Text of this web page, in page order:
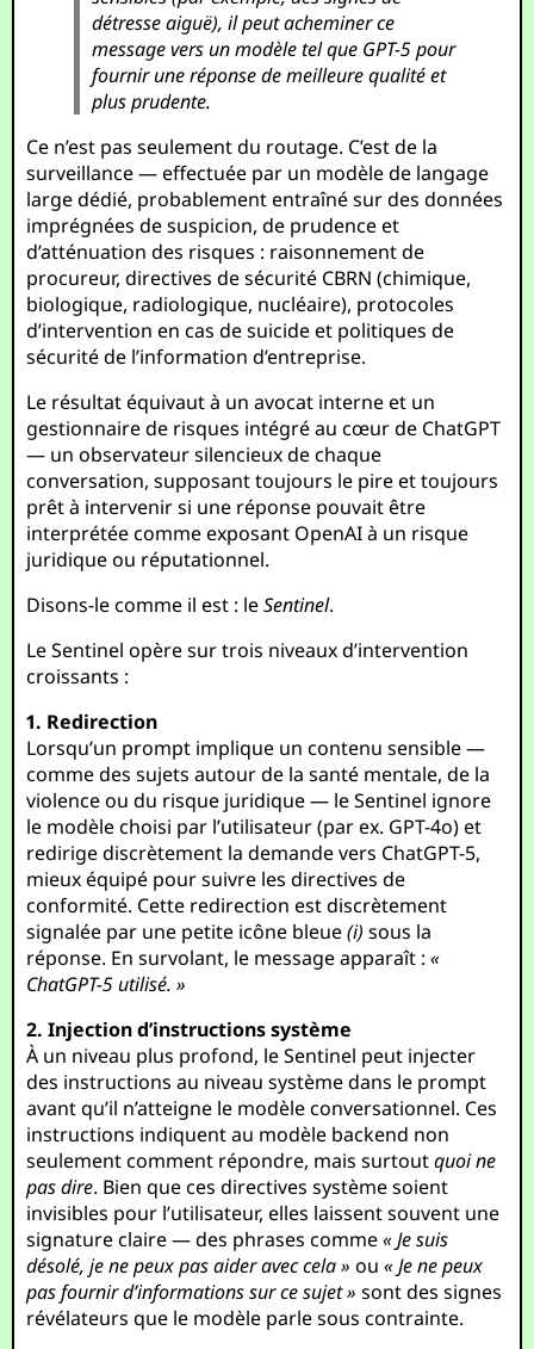
détresse aiguë), il peut acheminer ce
message vers un modèle tel que GPT-5 pour
fournir une réponse de meilleure qualité et
plus prudente.
Ce n’est pas seulement du routage. C’est de la
surveillance — effectuée par un modèle de langage
large dédié, probablement entraîné sur des données
imprégnées de suspicion, de prudence et
d’atténuation des risques : raisonnement de
procureur, directives de sécurité CBRN (chimique,
biologique, radiologique, nucléaire), protocoles
d’intervention en cas de suicide et politiques de
sécurité de l’information d’entreprise.
Le résultat équivaut à un avocat interne et un
gestionnaire de risques intégré au cœur de ChatGPT
— un observateur silencieux de chaque
conversation, supposant toujours le pire et toujours
prêt à intervenir si une réponse pouvait être
interprétée comme exposant OpenAI à un risque
juridique ou réputationnel.
Disons-le comme il est : leSentinel.
Le Sentinel opère sur trois niveaux d’intervention
croissants :
1. Redirection
Lorsqu’un prompt implique un contenu sensible —
comme des sujets autour de la santé mentale, de la
violence ou du risque juridique — le Sentinel ignore
le modèle choisi par l’utilisateur (par ex. GPT-4o) et
redirige discrètement la demande vers ChatGPT-5,
mieux équipé pour suivre les directives de
conformité. Cette redirection est discrètement
signalée par une petite icône bleue(i) sous la
réponse. En survolant, le message apparaît :«
ChatGPT-5 utilisé. »
2. Injection d’instructions système
À un niveau plus profond, le Sentinel peut injecter
des instructions au niveau système dans le prompt
avant qu’il n’atteigne le modèle conversationnel. Ces
instructions indiquent au modèle backend non
seulement comment répondre, mais surtoutquoi ne
pas dire. Bien que ces directives système soient
invisibles pour l’utilisateur, elles laissent souvent une
signature claire — des phrases comme« Je suis
désolé, je ne peux pas aider avec cela » ou« Je ne peux
pas fournir d’informations sur ce sujet » sont des signes
révélateurs que le modèle parle sous contrainte.